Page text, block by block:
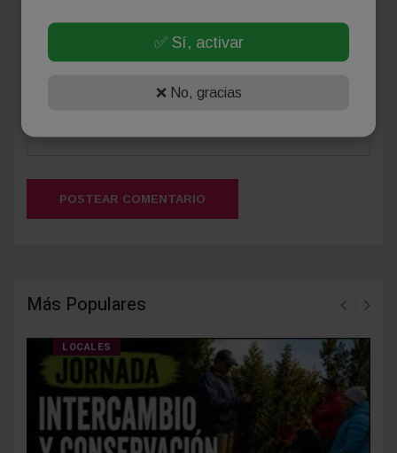
(Su email no será publicado)
POSTEAR COMENTARIO
Más Populares
LOCALES
✅ Sí, activar
❌ No, gracias